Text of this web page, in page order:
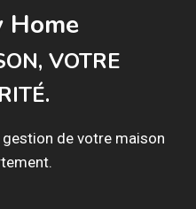
Home
VOTRE
de votre maison